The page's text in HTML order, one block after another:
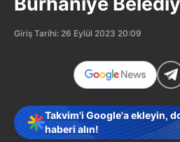
Giriş Tarihi: 26 Eylül 2023 20:09
Takvim'i Google'a ekleyin,
haberi alın!